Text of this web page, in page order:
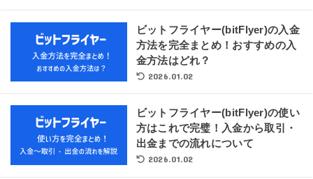
ビットフライヤー(bitFlyer)の入金
方法を完全まとめ！おすすめの入
金方法はどれ？
2026.01.02
ビットフライヤー(bitFlyer)の使い
方はこれで完璧！入金から取引・
出金までの流れについて
2026.01.02